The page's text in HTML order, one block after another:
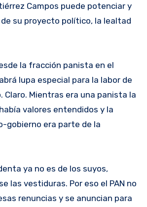
Campos puede potenciar y
su proyecto político, la lealtad
la fracción panista en el
lupa especial para la labor de
Claro. Mientras era una panista la
valores entendidos y la
gobierno era parte de la
ya no es de los suyos,
las vestiduras. Por eso el PAN no
renuncias y se anuncian para